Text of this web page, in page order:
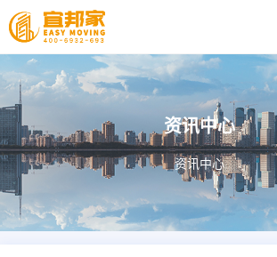
资讯中心
资讯中心